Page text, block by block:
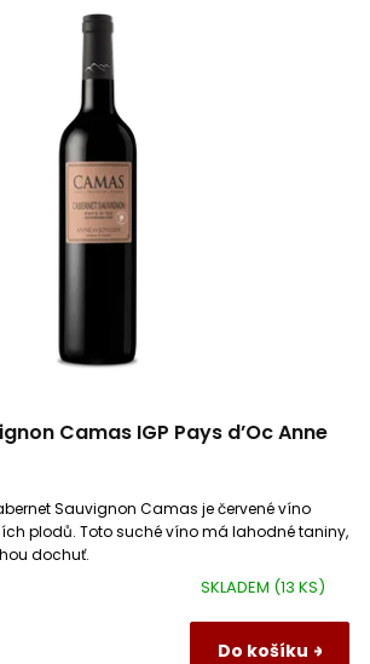
Camas IGP Pays d’Oc Anne
SKLADEM (13 KS)
Do košíku
Sauvignon Camas je červené víno
Toto suché víno má lahodné taniny,
dochuť.